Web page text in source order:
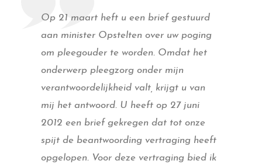
Op 21 maart heft u een brief gestuurd
aan minister Opstelten over uw poging
om pleegouder te worden. Omdat het
onderwerp pleegzorg onder mijn
verantwoordelijkheid valt, krijgt u van
mij het antwoord. U heeft op 27 juni
2012 een brief gekregen dat tot onze
spijt de beantwoording vertraging heeft
opgelopen. Voor deze vertraging bied ik